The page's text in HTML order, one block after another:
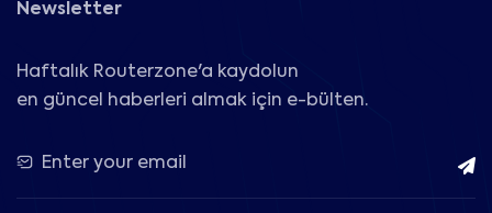
Newsletter
Haftalık Routerzone'a kaydolun
en güncel haberleri almak için e-bülten.